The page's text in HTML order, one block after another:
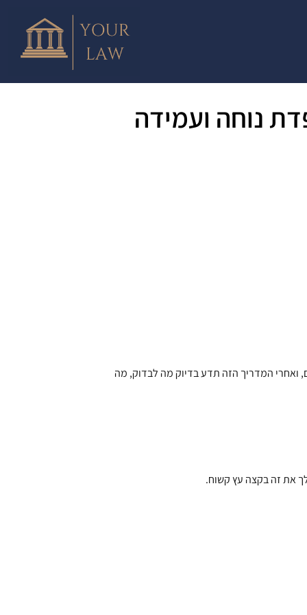
נוחה ועמידה
ואחרי המדריך הזה תדע בדיוק מה לבדוק, מה
את זה בקצה עץ קשוח.